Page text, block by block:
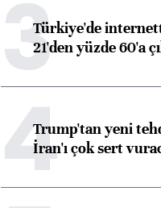
3Türkiye'de
21'den yüzde 60'a
4Trump'tan yeni
İran'ı çok sert